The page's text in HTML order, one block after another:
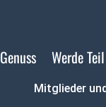
Genuss Werde Teil
Mitglieder